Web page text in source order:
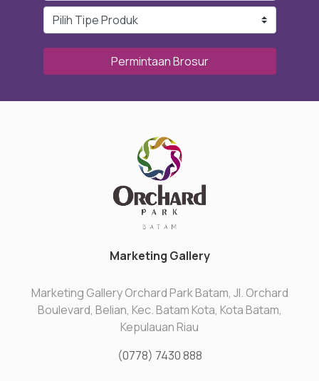
Permintaan Brosur
Marketing Gallery
Marketing Gallery Orchard Park Batam, Jl. Orchard
Boulevard, Belian, Kec. Batam Kota, Kota Batam,
Kepulauan Riau
(0778) 7430 888